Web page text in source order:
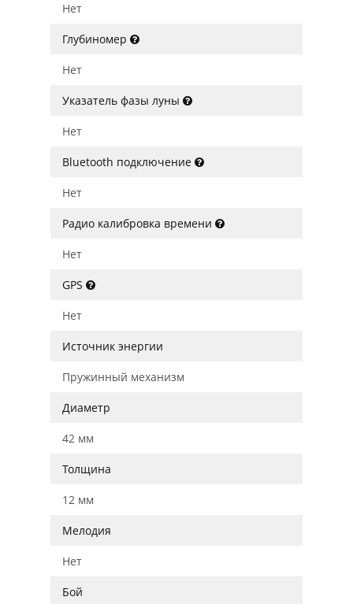
Нет
Глубиномер
Нет
Указатель фазы луны
Нет
Bluetooth подключение
Нет
Радио калибровка времени
Нет
GPS
Нет
Источник энергии
Пружинный механизм
Диаметр
42 мм
Толщина
12 мм
Мелодия
Нет
Бой